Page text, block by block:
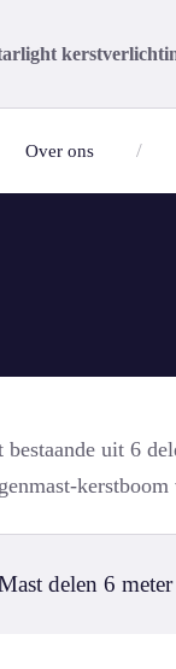
Over ons
bestaande uit 6
delen 6